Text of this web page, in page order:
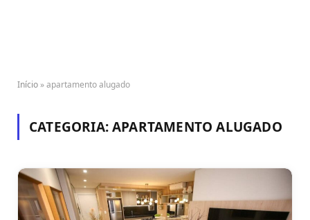
Início »apartamento alugado
CATEGORIA:APARTAMENTO ALUGADO